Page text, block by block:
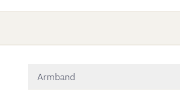
Armband